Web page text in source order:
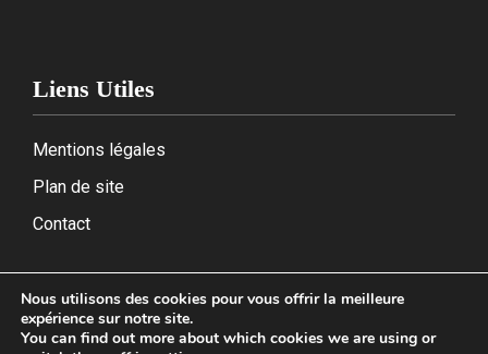
Liens Utiles
Mentions légales
Plan de site
Contact
2026
Nous utilisons des cookies pour vous offrir la meilleure
expérience sur notre site.
You can find out more about which cookies we are using or